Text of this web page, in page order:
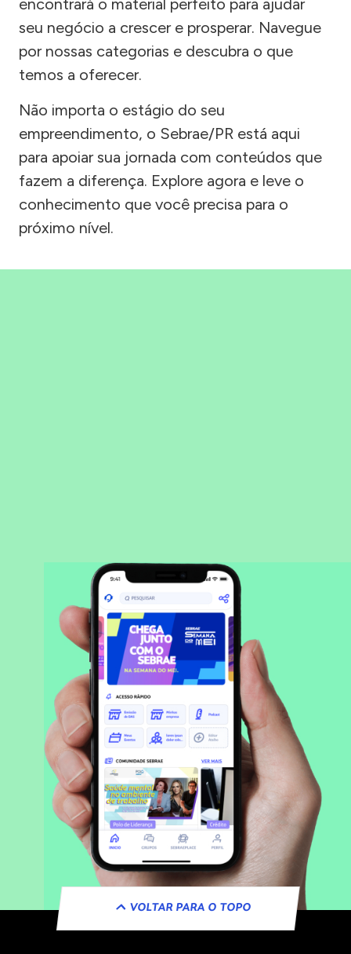
encontrará o material perfeito para ajudar
seu negócio a crescer e prosperar. Navegue
por nossas categorias e descubra o que
temos a oferecer.
Não importa o estágio do seu
empreendimento, o Sebrae/PR está aqui
para apoiar sua jornada com conteúdos que
fazem a diferença. Explore agora e leve o
conhecimento que você precisa para o
próximo nível.
VOLTAR PARA O TOPO